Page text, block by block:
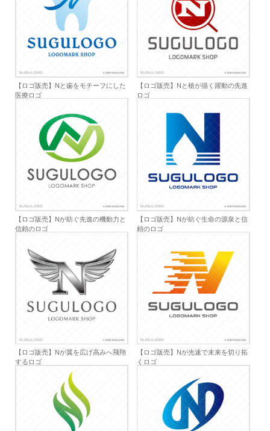
【ロゴ販売】Nと歯をモチーフにした
医療ロゴ
【ロゴ販売】Nと槍が描く躍動の先進
ロゴ
【ロゴ販売】Nが紡ぐ先進の機動力と
信頼のロゴ
【ロゴ販売】Nが紡ぐ生命の源泉と信
頼のロゴ
【ロゴ販売】Nが翼を広げ高みへ飛翔
するロゴ
【ロゴ販売】Nが光速で未来を切り拓
くロゴ